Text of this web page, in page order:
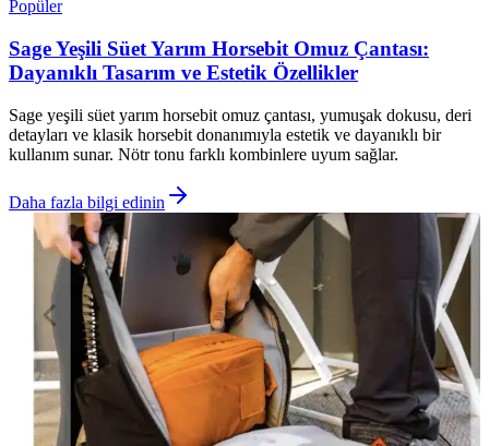
Popüler
Sage Yeşili Süet Yarım Horsebit Omuz Çantası:
Dayanıklı Tasarım ve Estetik Özellikler
Sage yeşili süet yarım horsebit omuz çantası, yumuşak dokusu, deri
detayları ve klasik horsebit donanımıyla estetik ve dayanıklı bir
kullanım sunar. Nötr tonu farklı kombinlere uyum sağlar.
Daha fazla bilgi edinin